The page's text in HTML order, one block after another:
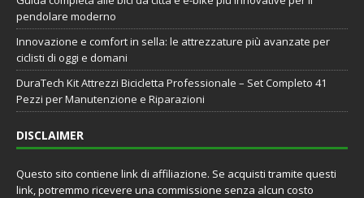
pendolare moderno
Innovazione e comfort in sella: le attrezzature più avanzate per
ciclisti di oggi e domani
DuraTech Kit Attrezzi Bicicletta Professionale – Set Completo 41
Pezzi per Manutenzione e Riparazioni
DISCLAIMER
Questo sito contiene link di affiliazione. Se acquisti tramite questi
link, potremmo ricevere una commissione senza alcun costo